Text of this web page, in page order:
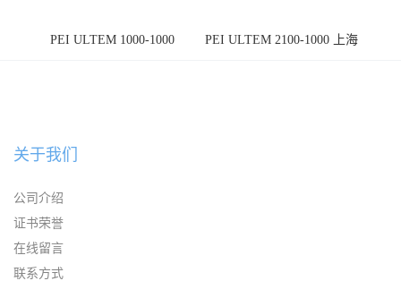
PEI ULTEM 1000-1000
PEI ULTEM 2100-1000 上海
关于我们
公司介绍
证书荣誉
在线留言
联系方式